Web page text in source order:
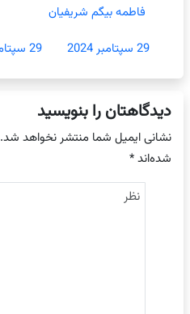
فاطمه بیگم شریفیان
29 سپتامبر 2024
29 سپتامبر 2024
دیدگاهتان را بنویسید
نشانی ایمیل شما منتشر نخواهد شد.
شده‌اند*